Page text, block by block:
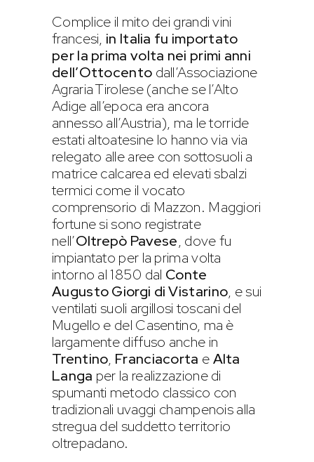
Complice il mito dei grandi vini
francesi, in Italia fu importato
per la prima volta nei primi anni
dell’Ottocento dall’Associazione
Agraria Tirolese (anche se l’Alto
Adige all’epoca era ancora
annesso all’Austria), ma le torride
estati altoatesine lo hanno via via
relegato alle aree con sottosuoli a
matrice calcarea ed elevati sbalzi
termici come il vocato
comprensorio di Mazzon. Maggiori
fortune si sono registrate
nell’Oltrepò Pavese, dove fu
impiantato per la prima volta
intorno al 1850 dal Conte
Augusto Giorgi di Vistarino, e sui
ventilati suoli argillosi toscani del
Mugello e del Casentino, ma è
largamente diffuso anche in
Trentino, Franciacorta eAlta
Langa per la realizzazione di
spumanti metodo classico con
tradizionali uvaggi champenois alla
stregua del suddetto territorio
oltrepadano.